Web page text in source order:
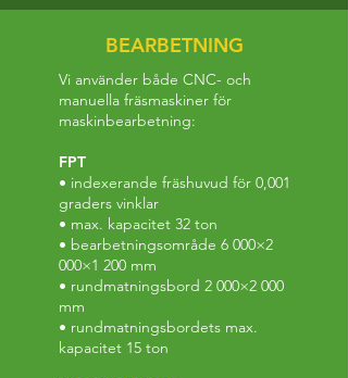
BEARBETNING
Vi använder både CNC- och
manuella fräsmaskiner för
maskinbearbetning:
FPT
• indexerande fräshuvud för 0,001
graders vinklar
• max. kapacitet 32 ton
• bearbetningsområde 6 000×2
000×1 200 mm
• rundmatningsbord 2 000×2 000
mm
• rundmatningsbordets max.
kapacitet 15 ton